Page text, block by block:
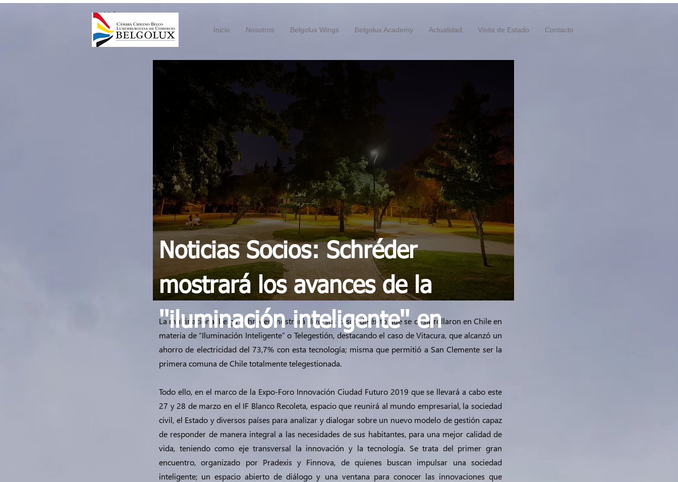
Inicio Nosotros Belgolux Wings Belgolux Academy Actualidad Visita de Estado Contacto
< Volver
La multinacional belga Schréder mostrará diversos casos de éxito que se desarrollaron en Chile en
materia de “Iluminación Inteligente” o Telegestión, destacando el caso de Vitacura, que alcanzó un
ahorro de electricidad del 73,7% con esta tecnología; misma que permitió a San Clemente ser la
primera comuna de Chile totalmente telegestionada.
Todo ello, en el marco de la Expo-Foro Innovación Ciudad Futuro 2019 que se llevará a cabo este
27 y 28 de marzo en el IF Blanco Recoleta, espacio que reunirá al mundo empresarial, la sociedad
civil, el Estado y diversos países para analizar y dialogar sobre un nuevo modelo de gestión capaz
de responder de manera integral a las necesidades de sus habitantes, para una mejor calidad de
vida, teniendo como eje transversal la innovación y la tecnología. Se trata del primer gran
encuentro, organizado por Pradexis y Finnova, de quienes buscan impulsar una sociedad
inteligente; un espacio abierto de diálogo y una ventana para conocer las innovaciones que
Noticias Socios: Schréder
mostrará los avances de la
''iluminación inteligente'' en